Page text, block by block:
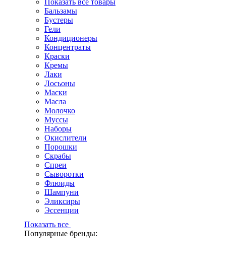
Показать все товары
Бальзамы
Бустеры
Гели
Кондиционеры
Концентраты
Краски
Кремы
Лаки
Лосьоны
Маски
Масла
Молочко
Муссы
Наборы
Окислители
Порошки
Скрабы
Спреи
Сыворотки
Флюиды
Шампуни
Эликсиры
Эссенции
Показать все
Популярные бренды: